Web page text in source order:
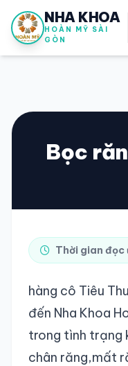
NHA KHOA
HOÀN MỸ SÀI
GÒN
Vui lòng đăng nhập
TRA
Bọc
Thời gian đọc
hàng cô Tiêu
đến Nha Khoa
trong tình trạng
chân răng,mất